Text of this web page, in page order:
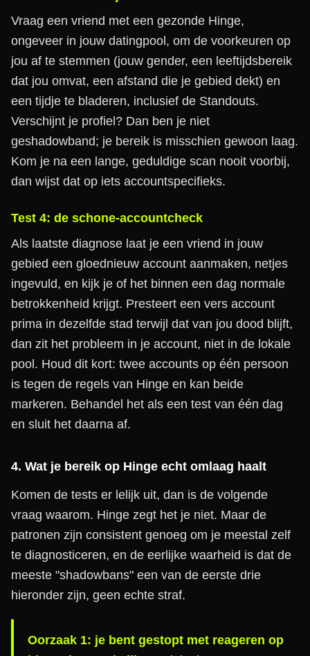
Vraag een vriend met een gezonde Hinge,
ongeveer in jouw datingpool, om de voorkeuren op
jou af te stemmen (jouw gender, een leeftijdsbereik
dat jou omvat, een afstand die je gebied dekt) en
een tijdje te bladeren, inclusief de Standouts.
Verschijnt je profiel? Dan ben je niet
geshadowband; je bereik is misschien gewoon laag.
Kom je na een lange, geduldige scan nooit voorbij,
dan wijst dat op iets accountspecifieks.
Test 4: de schone-accountcheck
Als laatste diagnose laat je een vriend in jouw
gebied een gloednieuw account aanmaken, netjes
ingevuld, en kijk je of het binnen een dag normale
betrokkenheid krijgt. Presteert een vers account
prima in dezelfde stad terwijl dat van jou dood blijft,
dan zit het probleem in je account, niet in de lokale
pool. Houd dit kort: twee accounts op één persoon
is tegen de regels van Hinge en kan beide
markeren. Behandel het als een test van één dag
en sluit het daarna af.
4. Wat je bereik op Hinge echt omlaag haalt
Komen de tests er lelijk uit, dan is de volgende
vraag waarom. Hinge zegt het je niet. Maar de
patronen zijn consistent genoeg om je meestal zelf
te diagnosticeren, en de eerlijke waarheid is dat de
meeste "shadowbans" een van de eerste drie
hieronder zijn, geen echte straf.
Oorzaak 1: je bent gestopt met reageren op